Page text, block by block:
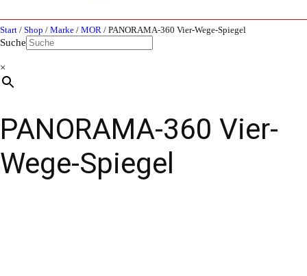
Start / Shop / Marke / MOR / PANORAMA-360 Vier-Wege-Spiegel
Suche
×
PANORAMA-360 Vier-
Wege-Spiegel